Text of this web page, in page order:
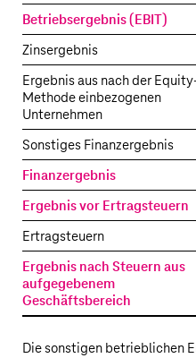
Betriebsergebnis (EBIT)
Zinsergebnis
Ergebnis aus nach der
Methode einbezogenen
Unternehmen
Sonstiges Finanzergebnis
Finanzergebnis
Ergebnis vor Ertragsteuern
Ertragsteuern
Ergebnis nach Steuern aus
aufgegebenem
Geschäftsbereich
Die sonstigen betrieblichen